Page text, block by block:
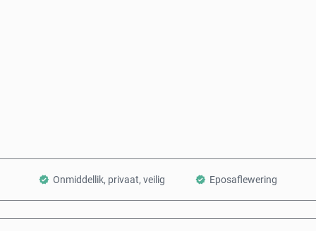
Onmiddellik, privaat, veilig Eposaflewering